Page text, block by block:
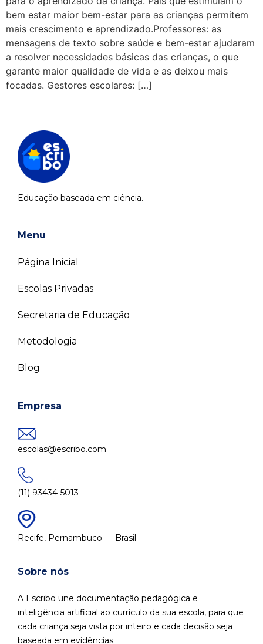
bem estar maior bem-estar para as crianças permitem
mais crescimento e aprendizado.Professores: as
mensagens de texto sobre saúde e bem-estar ajudaram
a resolver necessidades básicas das crianças, o que
garante maior qualidade de vida e as deixou mais
focadas. Gestores escolares: […]
Educação baseada em ciência.
Menu
Página Inicial
Escolas Privadas
Secretaria de Educação
Metodologia
Blog
Empresa
escolas@escribo.com
(11) 93434-5013
Recife, Pernambuco — Brasil
Sobre nós
A Escribo une documentação pedagógica e
inteligência artificial ao currículo da sua escola, para que
cada criança seja vista por inteiro e cada decisão seja
baseada em evidências.